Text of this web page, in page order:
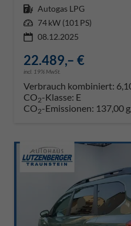
Kraftstoff Autogas LPG
Leistung 74 kW (101 PS)
08.12.2025
22.489,– €
incl. 19% MwSt.
Verbrauch kombiniert:
CO2-Klasse: E
CO2-Emissionen: 137,00